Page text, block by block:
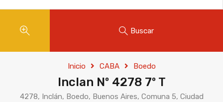
Buscar
Inicio CABA Boedo
Inclan Nº 4278 7º T
4278, Inclán, Boedo, Buenos Aires, Comuna 5, Ciudad